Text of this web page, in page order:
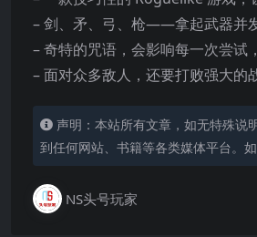
– 剑、矛、弓、枪——拿起武器并
– 奇特的咒语，会影响每一次尝试
– 面对众多敌人，还要打败强大的
声明：本站所有文章，如无特殊说
到任何网站、书籍等各类媒体平台。
NS头号玩家